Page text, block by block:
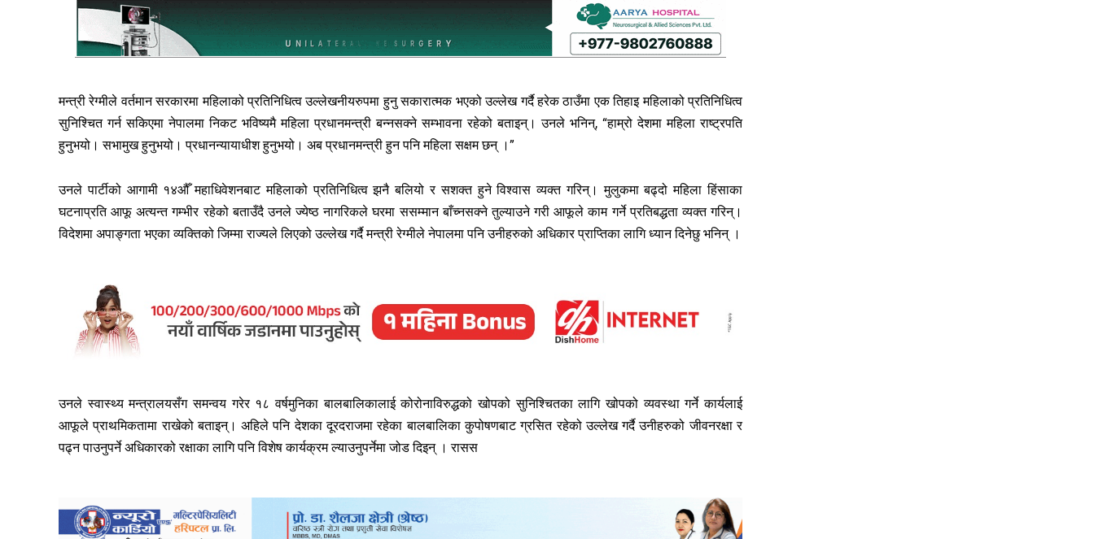
मन्त्री रेग्मीले वर्तमान सरकारमा महिलाको प्रतिनिधित्व उल्लेखनीयरुपमा हुनु सकारात्मक भएको उल्लेख गर्दै हरेक ठाउँमा एक तिहाइ महिलाको प्रतिनिधित्व
सुनिश्चित गर्न सकिएमा नेपालमा निकट भविष्यमै महिला प्रधानमन्त्री बन्नसक्ने सम्भावना रहेको बताइन्। उनले भनिन्, “हाम्रो देशमा महिला राष्ट्रपति
हुनुभयो। सभामुख हुनुभयो। प्रधानन्यायाधीश हुनुभयो। अब प्रधानमन्त्री हुन पनि महिला सक्षम छन् ।”
उनले पार्टीको आगामी १४औँ महाधिवेशनबाट महिलाको प्रतिनिधित्व झनै बलियो र सशक्त हुने विश्वास व्यक्त गरिन्। मुलुकमा बढ्दो महिला हिंसाका
घटनाप्रति आफू अत्यन्त गम्भीर रहेको बताउँदै उनले ज्येष्ठ नागरिकले घरमा ससम्मान बाँच्नसक्ने तुल्याउने गरी आफूले काम गर्ने प्रतिबद्धता व्यक्त गरिन्।
विदेशमा अपाङ्गता भएका व्यक्तिको जिम्मा राज्यले लिएको उल्लेख गर्दै मन्त्री रेग्मीले नेपालमा पनि उनीहरुको अधिकार प्राप्तिका लागि ध्यान दिनेछु भनिन् ।
उनले स्वास्थ्य मन्त्रालयसँग समन्वय गरेर १८ वर्षमुनिका बालबालिकालाई कोरोनाविरुद्धको खोपको सुनिश्चितका लागि खोपको व्यवस्था गर्ने कार्यलाई
आफूले प्राथमिकतामा राखेको बताइन्। अहिले पनि देशका दूरदराजमा रहेका बालबालिका कुपोषणबाट ग्रसित रहेको उल्लेख गर्दै उनीहरुको जीवनरक्षा र
पढ्न पाउनुपर्ने अधिकारको रक्षाका लागि पनि विशेष कार्यक्रम ल्याउनुपर्नेमा जोड दिइन् । रासस